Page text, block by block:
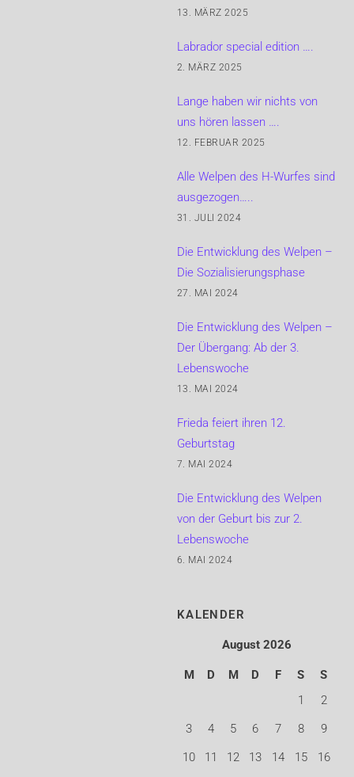
13. MÄRZ 2025
Labrador special edition ….
2. MÄRZ 2025
Lange haben wir nichts von
uns hören lassen ….
12. FEBRUAR 2025
Alle Welpen des H-Wurfes sind
ausgezogen…..
31. JULI 2024
Die Entwicklung des Welpen –
Die Sozialisierungsphase
27. MAI 2024
Die Entwicklung des Welpen –
Der Übergang: Ab der 3.
Lebenswoche
13. MAI 2024
Frieda feiert ihren 12.
Geburtstag
7. MAI 2024
Die Entwicklung des Welpen
von der Geburt bis zur 2.
Lebenswoche
6. MAI 2024
KALENDER
August 2026
M D M D F S
S
1
2
3
4 5 6 7 8
9
10
11 12 13 14 15
16